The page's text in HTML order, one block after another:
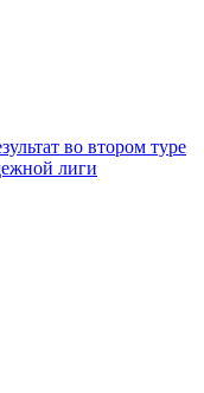
во втором туре
лиги